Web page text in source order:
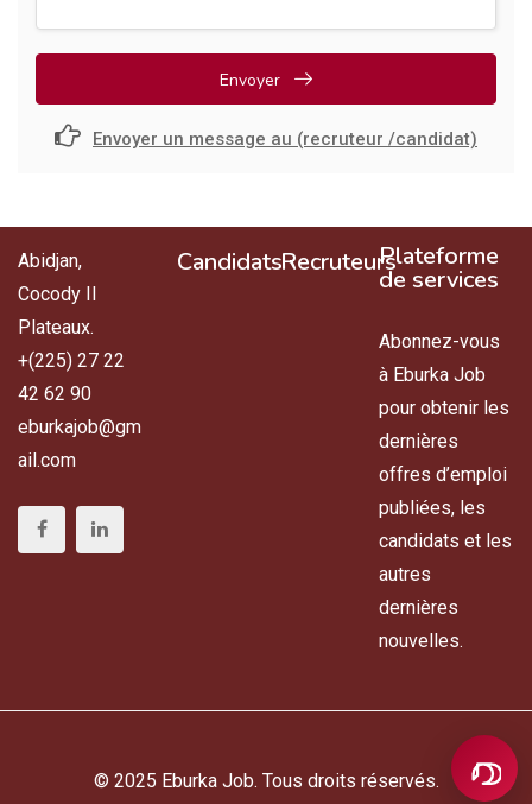
Envoyer
Envoyer un message au (recruteur /candidat)
Abidjan,
Cocody II
Plateaux.
+(225) 27 22
42 62 90
eburkajob@gm
ail.com
CandidatsRecruteursPlateforme
de services
Abonnez-vous
à Eburka Job
pour obtenir les
dernières
offres d’emploi
publiées, les
candidats et les
autres
dernières
nouvelles.
© 2025 Eburka Job. Tous droits réservés.